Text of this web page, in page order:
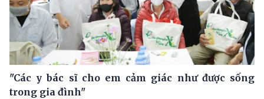
"Các y bác sĩ cho em cảm giác như được sống
trong gia đình"